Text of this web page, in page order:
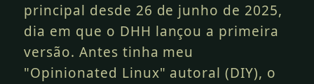
principal desde 26 de junho de 2025,
dia em que o DHH lançou a primeira
versão. Antes tinha meu
"Opinionated Linux" autoral (DIY), o